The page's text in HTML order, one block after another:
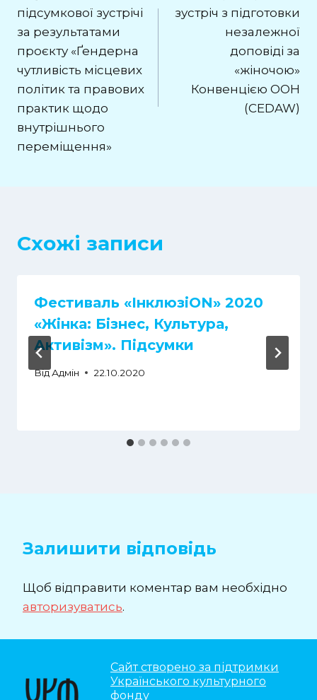
підсумкової зустрічі
за результатами
проєкту «Ґендерна
чутливість місцевих
політик та правових
практик щодо
внутрішнього
переміщення»
зустріч з підготовки
незалежної
доповіді за
«жіночою»
Конвенцією ООН
(CEDAW)
Схожі записи
Фестиваль «ІнклюзіON» 2020
«Жінка: Бізнес, Культура,
Активізм». Підсумки
ВідАдмін 22.10.2020
Залишити відповідь
Щоб відправити коментар вам необхідно
авторизуватись.
Сайт створено за підтримки
Українського культурного
фонду